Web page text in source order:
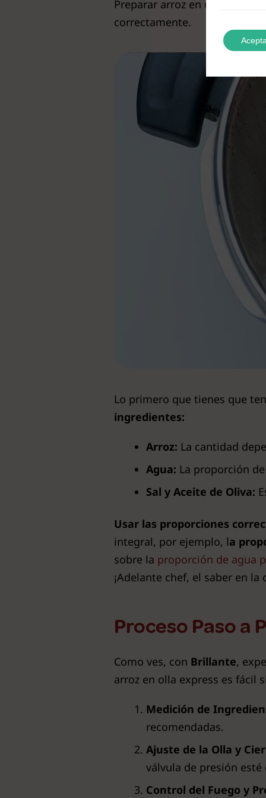
Preparar arroz en una olla
correctamente.
Lo primero que tienes que
ingredientes:
Arroz: La cantidad
Agua: La proporción
Sal y Aceite de Oliva:
Usar las proporciones
integral, por ejemplo, la
sobre la proporción de agua
¡Adelante chef, el saber en
Proceso Paso a
Como ves, con Brillante,
arroz en olla express es fácil
Medición de
recomendadas.
Ajuste de la Olla y
válvula de presión
Control del Fuego y